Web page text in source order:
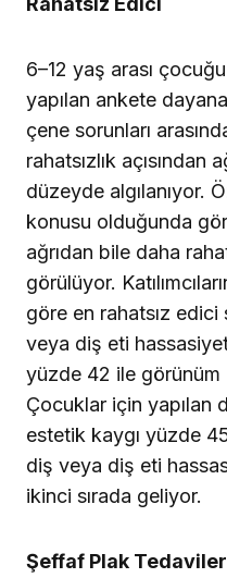
6–12 yaş arası
yapılan ankete
çene sorunları
rahatsızlık açısından
düzeyde algılanıyor.
konusu olduğunda
ağrıdan bile daha
görülüyor.
göre en rahatsız
veya diş eti
yüzde 42 ile görünüm
Çocuklar için yapılan
estetik kaygı yüzde
diş veya diş eti
ikinci sırada geliyor.
Şeffaf Plak